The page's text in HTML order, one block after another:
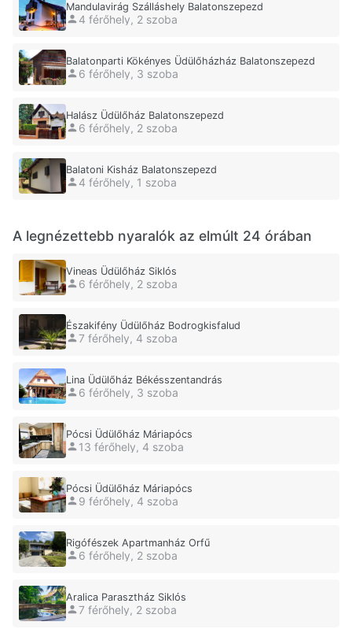
Mandulavirág Szálláshely Balatonszepezd
4 férőhely, 2 szoba
Balatonparti Kökényes Üdülőházház Balatonszepezd
6 férőhely, 3 szoba
Halász Üdülőház Balatonszepezd
6 férőhely, 2 szoba
Balatoni Kisház Balatonszepezd
4 férőhely, 1 szoba
A legnézettebb nyaralók az elmúlt 24 órában
Vineas Üdülőház Siklós
6 férőhely, 2 szoba
Északifény Üdülőház Bodrogkisfalud
7 férőhely, 4 szoba
Lina Üdülőház Békésszentandrás
6 férőhely, 3 szoba
Pócsi Üdülőház Máriapócs
13 férőhely, 4 szoba
Pócsi Üdülőház Máriapócs
9 férőhely, 4 szoba
Rigófészek Apartmanház Orfű
6 férőhely, 2 szoba
Aralica Parasztház Siklós
7 férőhely, 2 szoba